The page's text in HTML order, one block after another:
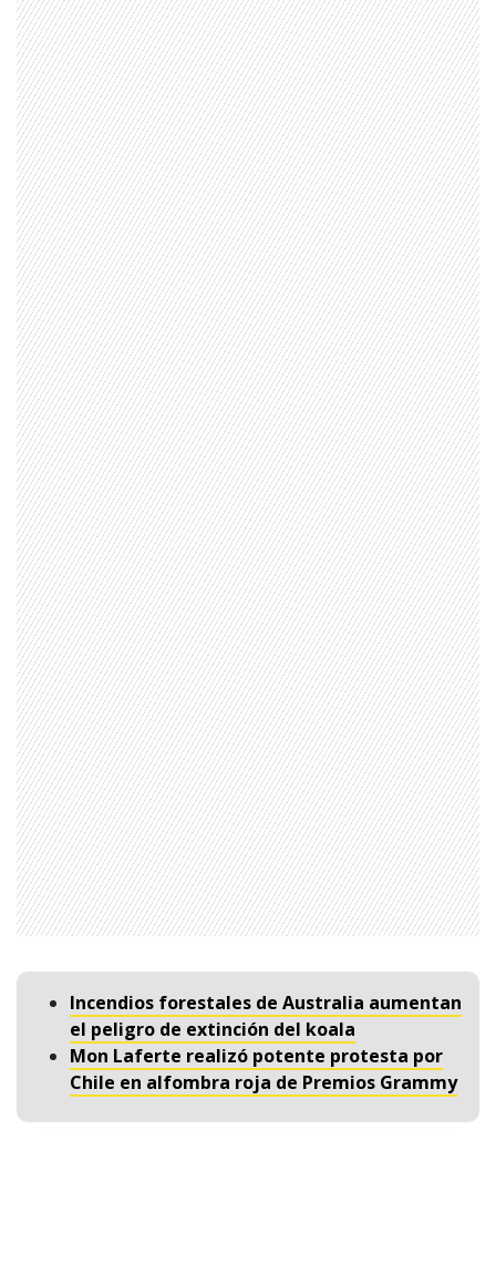
Incendios forestales de Australia aumentan
el peligro de extinción del koala
Mon Laferte realizó potente protesta por
Chile en alfombra roja de Premios Grammy
1997 — 2026
© PRISA MEDIA CORP SPA.
Producción musical Cadena Ser, España 2026.
CONTACTO COMERCIAL
Aviso legal
Política de privacidad|Política de Cookies
Configuración de Cookies
Valores Pautas publicitarias Presidenciales 2025